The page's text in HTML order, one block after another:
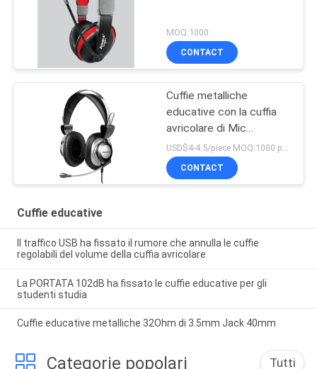
MOQ:1000
CONTACT
Cuffie metalliche
educative con la cuffia
avricolare di Mic
Computer per lo studio
CONTACT
Cuffie educative
Il traffico USB ha fissato il rumore che annulla le cuffie
regolabili del volume della cuffia avricolare
La PORTATA 102dB ha fissato le cuffie educative per gli
studenti studia
Cuffie educative metalliche 32Ohm di 3.5mm Jack 40mm
Categorie popolari Tutti